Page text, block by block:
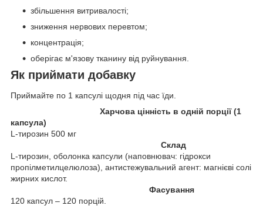
збільшення витривалості;
зниження нервових перевтом;
концентрація;
оберігає м'язову тканину від руйнування.
Як приймати добавку
Приймайте по 1 капсулі щодня під час їди.
Харчова цінність в одній порції (1
капсула)
L-тирозин 500 мг
Склад
L-тирозин, оболонка капсули (наповнювач: гідрокси
пропілметилцелюлоза), антистежувальний агент: магнієві солі
жирних кислот.
Фасування
120 капсул – 120 порцій.